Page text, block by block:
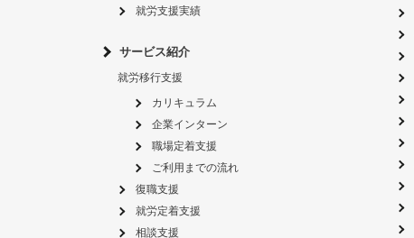
就労支援実績
サービス紹介
就労移行支援
カリキュラム
企業インターン
職場定着支援
ご利用までの流れ
復職支援
就労定着支援
相談支援